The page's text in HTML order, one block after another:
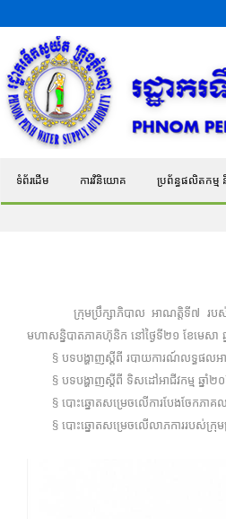
ទំព័រដើម ការវិនិយោគ ប្រព័ន្ធផលិតកម្ម
ក្រុមប្រឹក្សាភិបាល អាណត្តិទី៧ របស់ រ.
មហាសន្និបាតភាគហ៊ុនិក នៅថ្ងៃទី២១ ខែមេសា
§ បទបង្ហាញស្តីពី របាយការណ៍លទ្ធផលអាជី
§ បទបង្ហាញស្តីពី ទិសដៅអាជីវកម្ម ឆ្នាំ២
§ បោះឆ្នោតសម្រេចលើការបែងចែកភាគ
§ បោះឆ្នោតសម្រេចលើលាភការរបស់ក្រុម